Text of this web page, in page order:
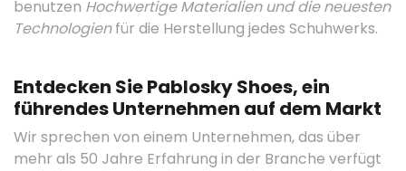
benutzen Hochwertige Materialien und die neuesten
Technologienfür die Herstellung jedes Schuhwerks.
Entdecken Sie Pablosky Shoes, ein
führendes Unternehmen auf dem Markt
Wir sprechen von einem Unternehmen, das über
mehr als 50 Jahre Erfahrung in der Branche verfügt